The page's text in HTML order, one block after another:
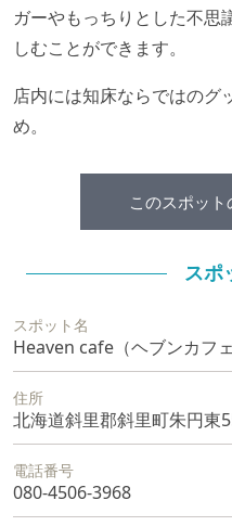
ガーやもっちりとした不思
しむことができます。
店内には知床ならではのグ
め。
このスポット
スポ
スポット名
Heaven cafe（ヘブンカフェ
住所
北海道斜里郡斜里町朱円東
電話番号
080-4506-3968